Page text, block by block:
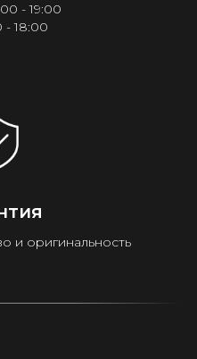
- 19:00
- 18:00
и оригинальность